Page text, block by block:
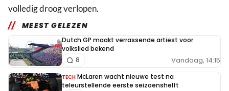
volledig droog verlopen.
MEEST GELEZEN
Dutch GP maakt verrassende artiest voor
volkslied bekend
Vandaag, 14:15
8
TECH McLaren wacht nieuwe test na
teleurstellende eerste seizoenshelft